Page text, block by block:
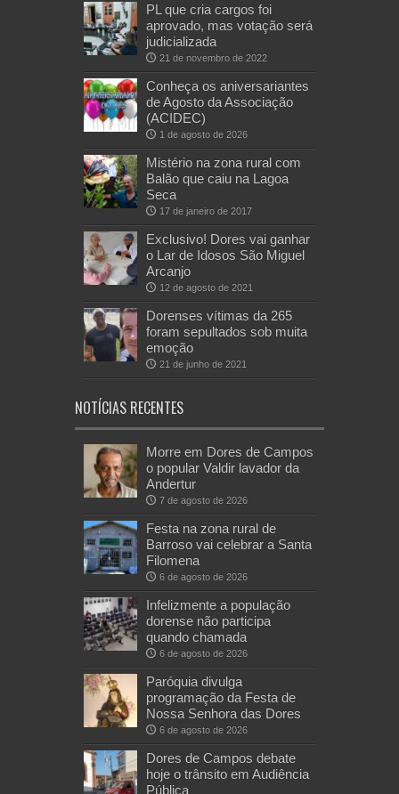
PL que cria cargos foi
aprovado, mas votação será
judicializada
21 de novembro de 2022
Conheça os aniversariantes
de Agosto da Associação
(ACIDEC)
1 de agosto de 2026
Mistério na zona rural com
Balão que caiu na Lagoa
Seca
17 de janeiro de 2017
Exclusivo! Dores vai ganhar
o Lar de Idosos São Miguel
Arcanjo
12 de agosto de 2021
Dorenses vítimas da 265
foram sepultados sob muita
emoção
21 de junho de 2021
NOTÍCIAS RECENTES
Morre em Dores de Campos
o popular Valdir lavador da
Andertur
7 de agosto de 2026
Festa na zona rural de
Barroso vai celebrar a Santa
Filomena
6 de agosto de 2026
Infelizmente a população
dorense não participa
quando chamada
6 de agosto de 2026
Paróquia divulga
programação da Festa de
Nossa Senhora das Dores
6 de agosto de 2026
Dores de Campos debate
hoje o trânsito em Audiência
Pública